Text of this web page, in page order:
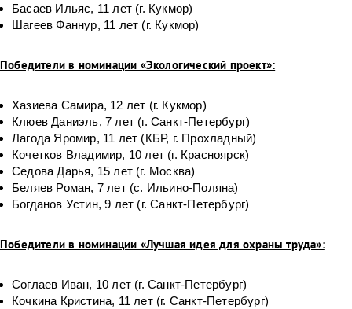
Басаев Ильяс, 11 лет (г. Кукмор)
Шагеев Фаннур, 11 лет (г. Кукмор)
Победители в номинации «Экологический проект»:
Хазиева Самира, 12 лет (г. Кукмор)
Клюев Даниэль, 7 лет (г. Санкт-Петербург)
Лагода Яромир, 11 лет (КБР, г. Прохладный)
Кочетков Владимир, 10 лет (г. Красноярск)
Седова Дарья, 15 лет (г. Москва)
Беляев Роман, 7 лет (с. Ильино-Поляна)
Богданов Устин, 9 лет (г. Санкт-Петербург)
Победители в номинации «Лучшая идея для охраны труда»:
Соглаев Иван, 10 лет (г. Санкт-Петербург)
Кочкина Кристина, 11 лет (г. Санкт-Петербург)